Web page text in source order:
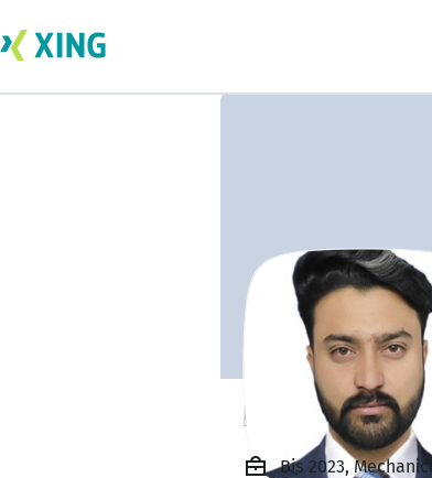
Engr.
Bis 2023,